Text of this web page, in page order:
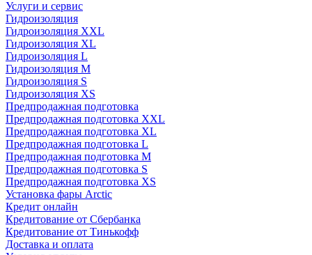
Услуги и сервис
Гидроизоляция
Гидроизоляция XXL
Гидроизоляция XL
Гидроизоляция L
Гидроизоляция M
Гидроизоляция S
Гидроизоляция XS
Предпродажная подготовка
Предпродажная подготовка XXL
Предпродажная подготовка XL
Предпродажная подготовка L
Предпродажная подготовка M
Предпродажная подготовка S
Предпродажная подготовка XS
Установка фары Arctic
Кредит онлайн
Кредитование от Сбербанка
Кредитование от Тинькофф
Доставка и оплата